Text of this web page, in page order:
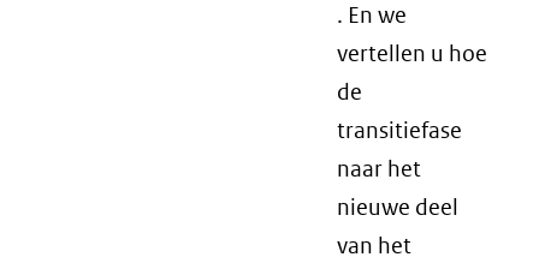
. En we
vertellen u hoe
de
transitiefase
naar het
nieuwe deel
van het